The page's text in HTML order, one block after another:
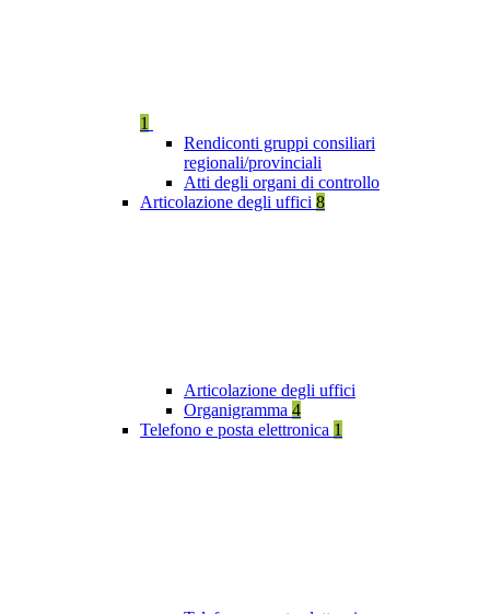
1
Rendiconti gruppi consiliari
regionali/provinciali
Atti degli organi di controllo
Articolazione degli uffici 8
Articolazione degli uffici
Organigramma 4
Telefono e posta elettronica 1